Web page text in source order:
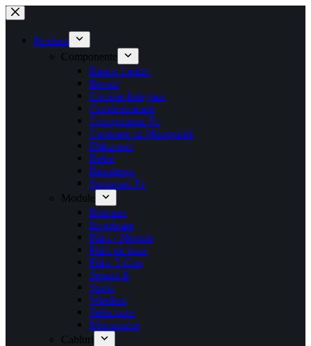
Sari
la
conținutProduse
Componente
Barete Leduri
Becuri
Circuite Integrate
Condensatoare
Componente Pc
Cuptoare cu Microunde
Difuzoare
Relee
Rezistențe
Suporturi Tv
Module
Butoane
Invertoare
Plăci / Module
Plăci de bază
Plăci T-Con
Senzor Ir
Surse
Wireless
Selectoare
Mecanisme
Cabluri